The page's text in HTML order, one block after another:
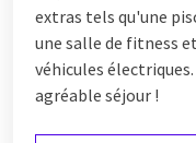
extras tels qu'une
une salle de fitness
véhicules
agréable séjour !